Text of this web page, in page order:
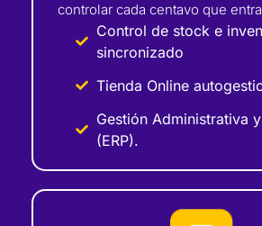
controlar cada centavo que
Control de stock e
sincronizado
Tienda Online
Gestión Administrativa
(ERP).